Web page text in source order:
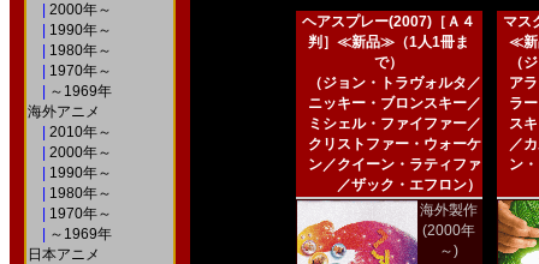
2000年～
1990年～
1980年～
1970年～
～1969年
海外アニメ
2010年～
2000年～
1990年～
1980年～
1970年～
～1969年
日本アニメ
ヘアスプレー(2007)［Ａ４
判］≪新品≫（1人1冊ま
で）
（ジョン・トラヴォルタ／
ニッキー・ブロンスキー／
ミシェル・ファイファー／
クリストファー・ウォーケ
ン／クイーン・ラティファ
／ザック・エフロン）
海外製作
(2000年
～)
マス
≪新
（
ア
ラ
ス
／
ン